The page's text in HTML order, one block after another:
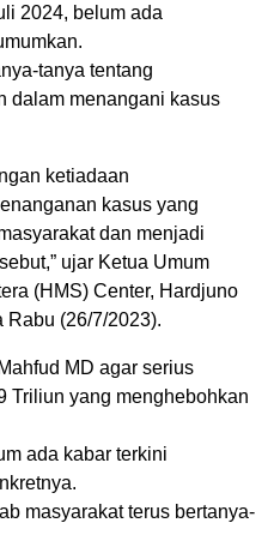
2024, belum ada
tanya tentang
dalam menangani kasus
ketiadaan
kasus yang
dan menjadi
ujar Ketua Umum
(HMS) Center, Hardjuno
Rabu (26/7/2023).
MD agar serius
Triliun yang menghebohkan
ada kabar terkini
masyarakat terus bertanya-